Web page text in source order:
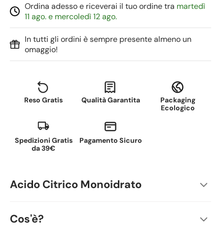
Ordina adesso e riceverai il tuo ordine tra martedì
11 ago. e mercoledì 12 ago.
In tutti gli ordini è sempre presente almeno un
omaggio!
Reso Gratis Qualità Garantita
Packaging
Ecologico
Spedizioni Gratis
da 39€
Pagamento Sicuro
Acido Citrico Monoidrato
Cos'è?